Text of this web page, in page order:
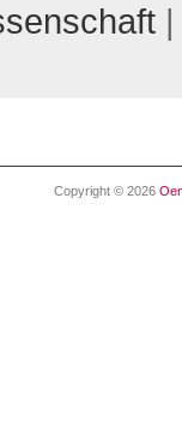
Copyright © 2026